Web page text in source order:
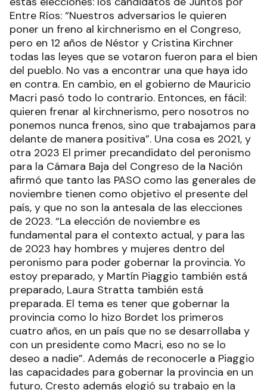
Entre Ríos: “Nuestros adversarios le quieren
poner un freno al kirchnerismo en el Congreso,
pero en 12 años de Néstor y Cristina Kirchner
todas las leyes que se votaron fueron para el bien
del pueblo. No vas a encontrar una que haya ido
en contra. En cambio, en el gobierno de Mauricio
Macri pasó todo lo contrario. Entonces, en fácil:
quieren frenar al kirchnerismo, pero nosotros no
ponemos nunca frenos, sino que trabajamos para
delante de manera positiva”. Una cosa es 2021, y
otra 2023 El primer precandidato del peronismo
para la Cámara Baja del Congreso de la Nación
afirmó que tanto las PASO como las generales de
noviembre tienen como objetivo el presente del
país, y que no son la antesala de las elecciones
de 2023. “La elección de noviembre es
fundamental para el contexto actual, y para las
de 2023 hay hombres y mujeres dentro del
peronismo para poder gobernar la provincia. Yo
estoy preparado, y Martín Piaggio también está
preparado, Laura Stratta también está
preparada. El tema es tener que gobernar la
provincia como lo hizo Bordet los primeros
cuatro años, en un país que no se desarrollaba y
con un presidente como Macri, eso no se lo
deseo a nadie”. Además de reconocerle a Piaggio
las capacidades para gobernar la provincia en un
futuro, Cresto además elogió su trabajo en la